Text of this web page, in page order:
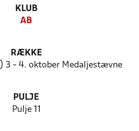
KLUB
AB
RÆKKE
3 - 4. oktober Medaljestævne
PULJE
Pulje 11